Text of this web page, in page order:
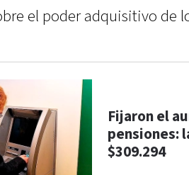
el poder adquisitivo de
Fijaron el
pensiones:
$309.294